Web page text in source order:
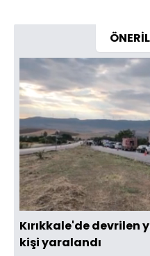
Sesi
Aç
Yüklendi
22.87%
Kırıkkale'de devrilen
kişi yaralandı